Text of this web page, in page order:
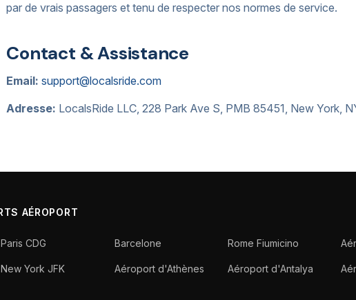
par de vrais passagers et tenu de respecter nos normes de service.
Contact & Assistance
Email: support@localsride.com
Adresse: LocalsRide LLC, 228 Park Ave S, PMB 85451, New York,
AÉROPORT
Paris CDG Barcelone Rome Fiumicino
New York JFK Aéroport d'Athènes Aéroport d'Antalya